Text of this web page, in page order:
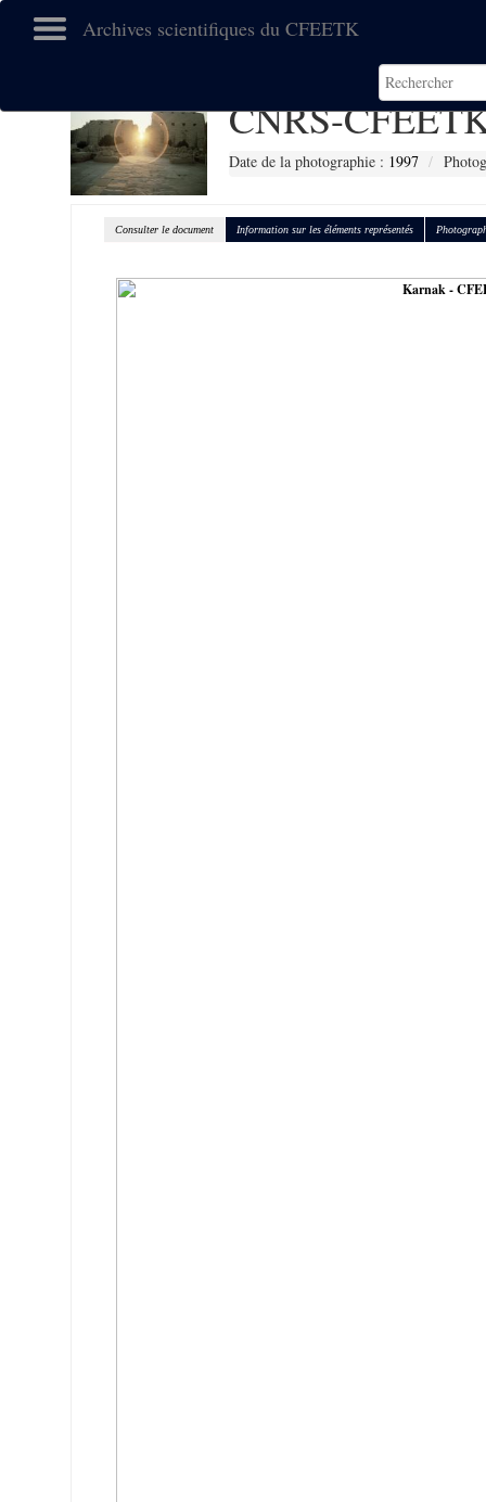
Archives scientifiques du CFEETK
CNRS-
Date de la photographie : 1997
Consulter le document Information sur les éléments représentés